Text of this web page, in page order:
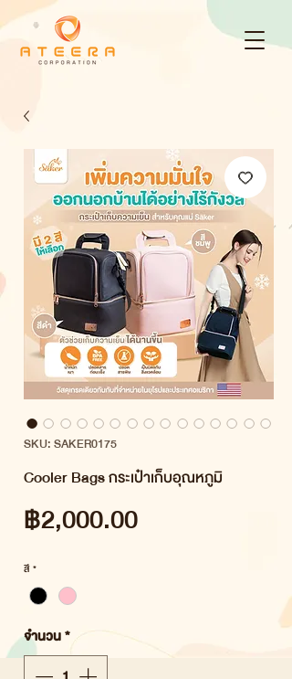
SKU: SAKER0175
Cooler Bags กระเป๋าเก็บอุณหภูมิ
฿2,000.00ราคา
สี *
จำนวน*